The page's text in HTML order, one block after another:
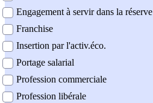
Engagement à servir dans la réserve
Franchise
Insertion par l'activ.éco.
Portage salarial
Profession commerciale
Profession libérale